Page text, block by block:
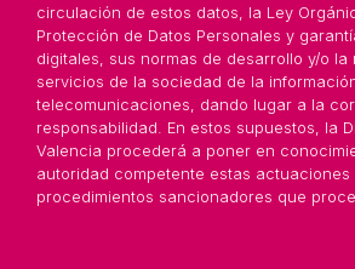
circulación de estos datos, la Ley
Protección de Datos Personales y
digitales, sus normas de desarrollo y/o la
servicios de la sociedad de la
telecomunicaciones, dando lugar a la
responsabilidad. En estos supuestos, la
Valencia procederá a poner en
autoridad competente estas
procedimientos sancionadores que